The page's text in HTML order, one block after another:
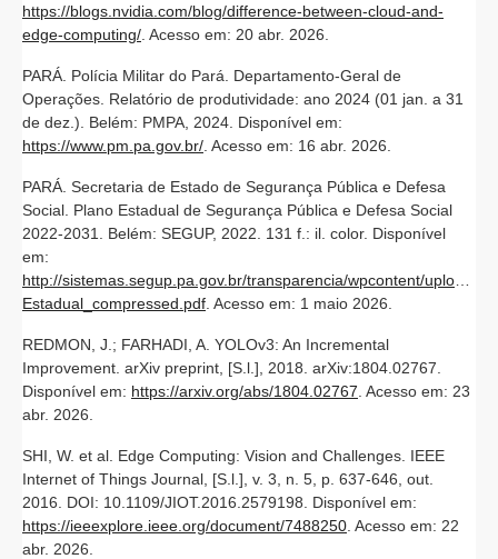
https://blogs.nvidia.com/blog/difference-between-cloud-and-
edge-computing/ . Acesso em: 20 abr. 2026.
PARÁ. Polícia Militar do Pará. Departamento-Geral de
Operações. Relatório de produtividade: ano 2024 (01 jan. a 31
de dez.). Belém: PMPA, 2024. Disponível em:
https://www.pm.pa.gov.br/ . Acesso em: 16 abr. 2026.
PARÁ. Secretaria de Estado de Segurança Pública e Defesa
Social. Plano Estadual de Segurança Pública e Defesa Social
2022-2031. Belém: SEGUP, 2022. 131 f.: il. color. Disponível
em:
http://sistemas.segup.pa.gov.br/transparencia/wpcontent/uploads/
Estadual_compressed.pdf . Acesso em: 1 maio 2026.
REDMON, J.; FARHADI, A. YOLOv3: An Incremental
Improvement. arXiv preprint, [S.l.], 2018. arXiv:1804.02767.
Disponível em: https://arxiv.org/abs/1804.02767 . Acesso em: 23
abr. 2026.
SHI, W. et al. Edge Computing: Vision and Challenges. IEEE
Internet of Things Journal, [S.l.], v. 3, n. 5, p. 637-646, out.
2016. DOI: 10.1109/JIOT.2016.2579198. Disponível em:
https://ieeexplore.ieee.org/document/7488250 . Acesso em: 22
abr. 2026.